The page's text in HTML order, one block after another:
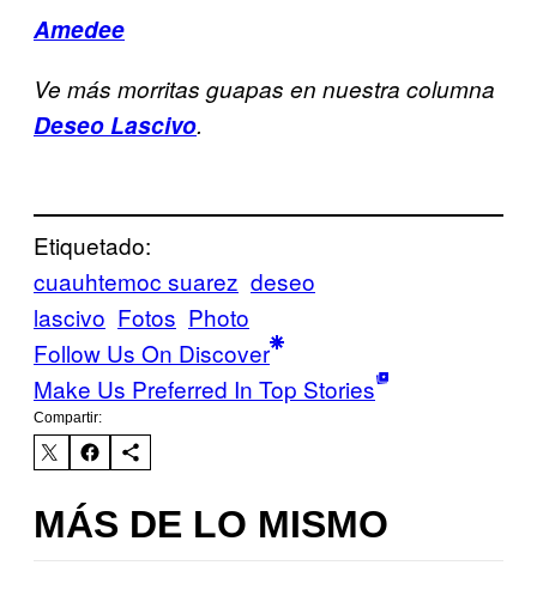
Amedee
Ve más morritas guapas en nuestra columna
Deseo Lascivo.
Etiquetado:
cuauhtemoc suarez deseo
lascivo Fotos Photo
Follow Us On Discover
Make Us Preferred In Top Stories
Compartir:
MÁS DE LO MISMO